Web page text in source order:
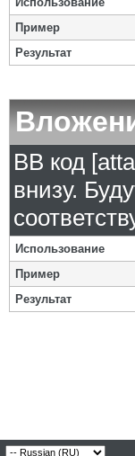
Пример
Результат
BB код
внизу.
Использование
Пример
Результат